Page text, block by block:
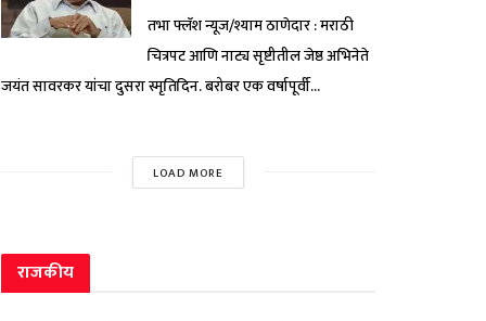
तभा फ्लॅश न्यूज/श्याम ठाणेदार : मराठी
चित्रपट आणि नाट्य सृष्टीतील जेष्ठ अभिनेते
जयंत सावरकर यांचा दुसरा स्मृतिदिन. बरोबर एक वर्षापूर्वी...
LOAD MORE
राजकीय